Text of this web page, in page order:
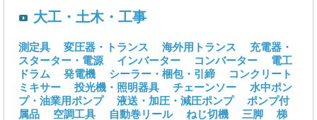
大工・土木・工事
測定具 変圧器・トランス 海外用トランス
充電器・
スターター・電源
インバーター コンバーター
電工
ドラム
発電機 シーラー・梱包・引締
コンクリート
ミキサー
投光機・照明器具 チェーンソー
水中ポン
プ・油業用ポンプ
液送・加圧・減圧ポンプ
ポンプ付
属品
空調工具 自動巻リール ねじ切機 三脚
梯